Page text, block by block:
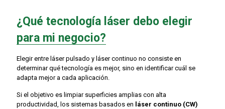
¿Qué tecnología láser debo elegir
para mi negocio?
Elegir entre láser pulsado y láser continuo no consiste en
determinar qué tecnología es mejor, sino en identificarcuál se
adapta mejor a cada aplicación.
Si el objetivo es limpiar superficies amplias con alta
productividad, los sistemas basados en láser continuo (CW)